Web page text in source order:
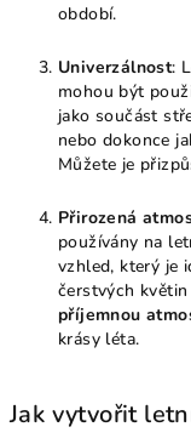
období.
Univerzálnost:
mohou být
jako součást
nebo dokonce
Můžete je
Přirozená
používány na
vzhled, který je
čerstvých
příjemnou
krásy léta.
Jak vytvořit